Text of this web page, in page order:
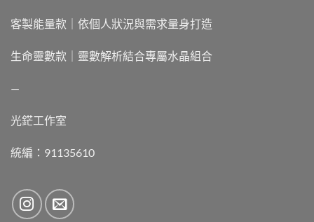
客製能量款｜依個人狀況與需求量身打造
生命靈數款｜靈數解析結合專屬水晶組合
—
光鋩工作室
統編：91135610